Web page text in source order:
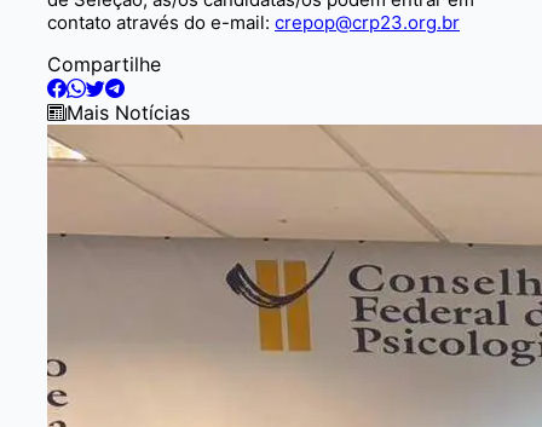
contato através do e-mail: crepop@crp23.org.br
Compartilhe
Mais Notícias